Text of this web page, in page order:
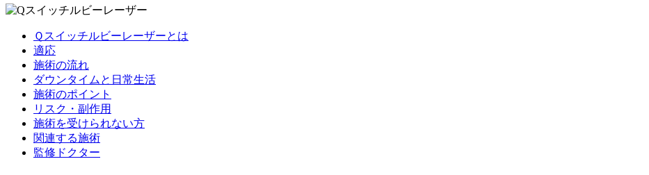
Ｑスイッチルビーレーザーとは
適応
施術の流れ
ダウンタイムと日常生活
施術のポイント
リスク・副作用
施術を受けられない方
関連する施術
監修ドクター